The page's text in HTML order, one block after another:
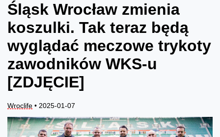
Śląsk Wrocław zmienia
koszulki. Tak teraz będą
wyglądać meczowe trykoty
zawodników WKS-u
[ZDJĘCIE]
Wroclife • 2025-01-07